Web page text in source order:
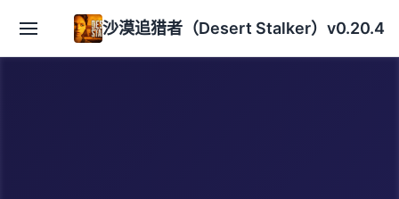
沙漠追猎者（Desert Stalker）v0.20.4